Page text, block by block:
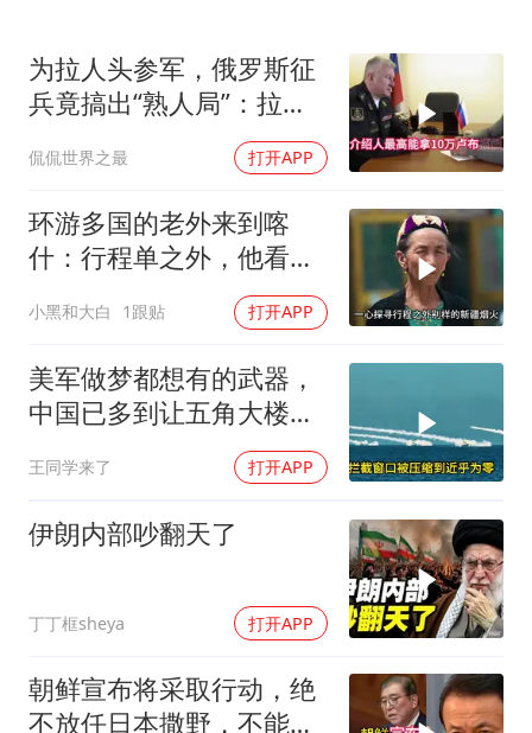
几元成本的AI广告导致千万市值蒸发
乐享全民健身 共筑健康中国
为拉人头参军，俄罗斯征
兵竟搞出“熟人局”：拉一
个人给8000块，不签字就
栽赃？
侃侃世界之最 打开APP
环游多国的老外来到喀
什：行程单之外，他看到
小黑和大白 1跟贴 打开APP
美军做梦都想有的武器，
中国已多到让五角大楼头
王同学来了 打开APP
伊朗内部吵翻天了
丁丁框sheya 打开APP
朝鲜宣布将采取行动，绝
不放任日本撒野，不能让